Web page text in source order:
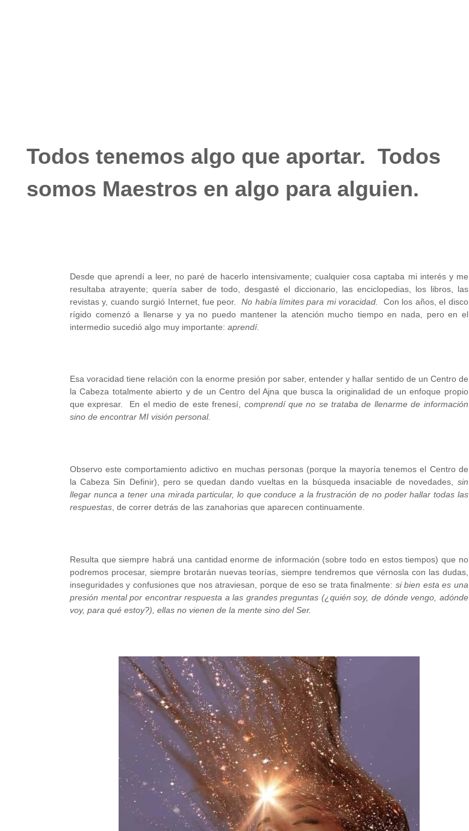
Todos tenemos algo que aportar. Todos
somos Maestros en algo para alguien.
Desde que aprendí a leer, no paré de hacerlo intensivamente; cualquier cosa captaba mi interés y me
resultaba atrayente; quería saber de todo, desgasté el diccionario, las enciclopedias, los libros, las
revistas y, cuando surgió Internet, fue peor.No había límites para mi voracidad.
Con los años, el disco
rígido comenzó a llenarse y ya no puedo mantener la atención mucho tiempo en nada, pero en el
intermedio sucedió algo muy importante: aprendí.
Esa voracidad tiene relación con la enorme presión por saber, entender y hallar sentido de un Centro de
la Cabeza totalmente abierto y de un Centro del Ajna que busca la originalidad de un enfoque propio
que expresar. En el medio de este frenesí, comprendí que no se trataba de llenarme de información
sino de encontrar MI visión personal.
Observo este comportamiento adictivo en muchas personas (porque la mayoría tenemos el Centro de
la Cabeza Sin Definir), pero se quedan dando vueltas en la búsqueda insaciable de novedades, sin
llegar nunca a tener una mirada particular, lo que conduce a la frustración de no poder hallar todas las
respuestas , de correr detrás de las zanahorias que aparecen continuamente.
Resulta que siempre habrá una cantidad enorme de información (sobre todo en estos tiempos) que no
podremos procesar, siempre brotarán nuevas teorías, siempre tendremos que vérnosla con las dudas,
inseguridades y confusiones que nos atraviesan, porque de eso se trata finalmente: si bien esta es una
presión mental por encontrar respuesta a las grandes preguntas (¿quién soy, de dónde vengo, adónde
voy, para qué estoy?), ellas no vienen de la mente sino del Ser.